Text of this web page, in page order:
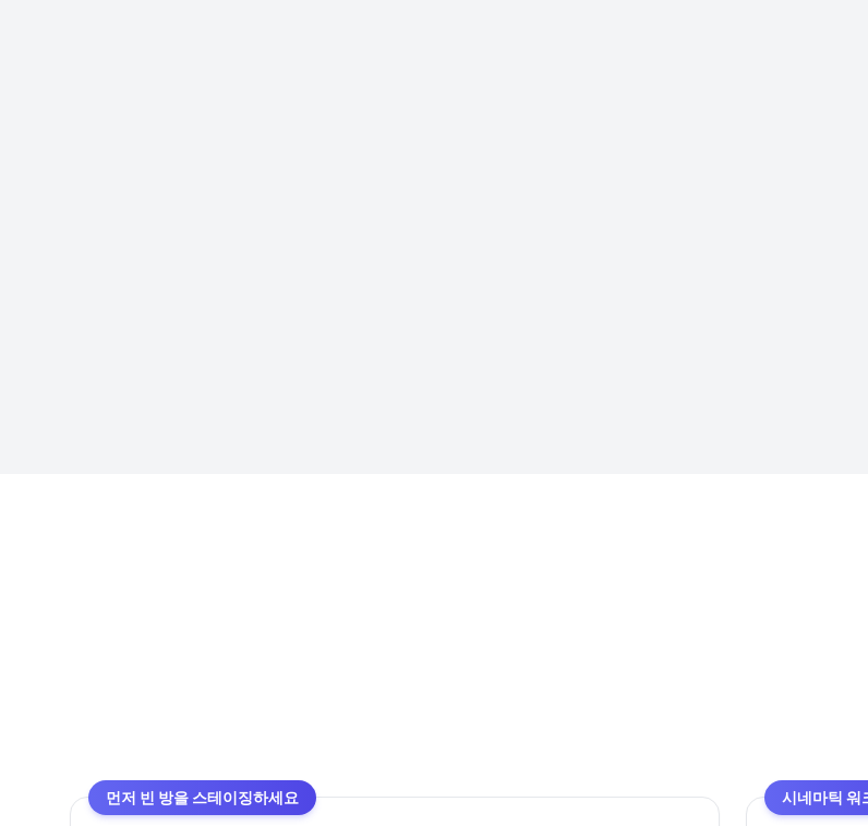
먼저 빈 방을 스테이징하세요 시네마틱 워